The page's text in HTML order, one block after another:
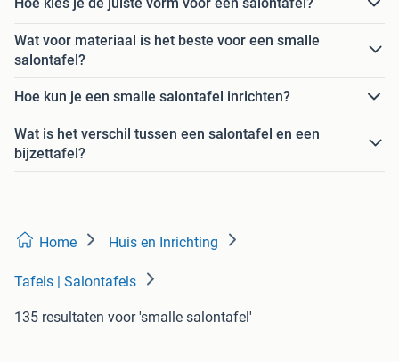
Hoe kies je de juiste vorm voor een salontafel?
Wat voor materiaal is het beste voor een smalle
salontafel?
Hoe kun je een smalle salontafel inrichten?
Wat is het verschil tussen een salontafel en een
bijzettafel?
Home Huis en Inrichting
Tafels | Salontafels
135 resultaten voor 'smalle salontafel'